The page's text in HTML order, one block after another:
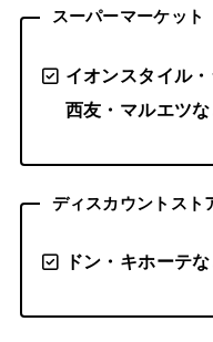
スーパーマーケット
イオンスタイル
西友・マルエツ
ディスカウントスト
ドン・キホーテ